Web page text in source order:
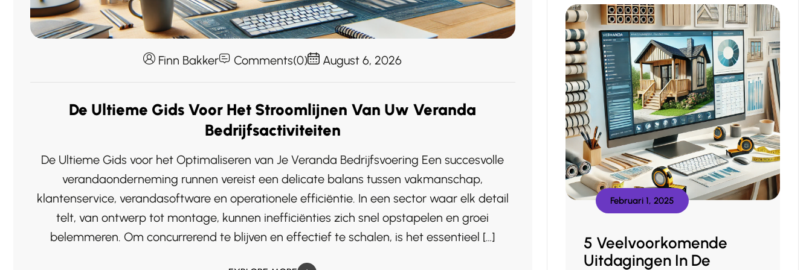
Finn Bakker Comments(0) August 6, 2026
De Ultieme Gids Voor Het Stroomlijnen Van Uw Veranda
Bedrijfsactiviteiten
De Ultieme Gids voor het Optimaliseren van Je Veranda Bedrijfsvoering Een succesvolle
verandaonderneming runnen vereist een delicate balans tussen vakmanschap,
klantenservice, verandasoftware en operationele efficiëntie. In een sector waar elk detail
telt, van ontwerp tot montage, kunnen inefficiënties zich snel opstapelen en groei
belemmeren. Om concurrerend te blijven en effectief te schalen, is het essentieel […]
Februari 1, 2025
5 Veelvoorkomende
Uitdagingen In De